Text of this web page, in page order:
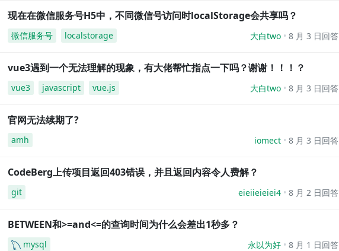
现在在微信服务号H5中，不同微信号访问时localStorage会共享吗？
微信服务号 localstorage 大白two 8 月 3 日回答
vue3遇到一个无法理解的现象，有大佬帮忙指点一下吗？谢谢！！！？
vue3 javascript vue.js 大白two 8 月 3 日回答
官网无法续期了?
amh iomect 8 月 3 日回答
CodeBerg上传项目返回403错误，并且返回内容令人费解？
git eieiieieiei4 8 月 2 日回答
BETWEEN和>=and<=的查询时间为什么会差出1秒多？
mysql 永以为好 8 月 1 日回答